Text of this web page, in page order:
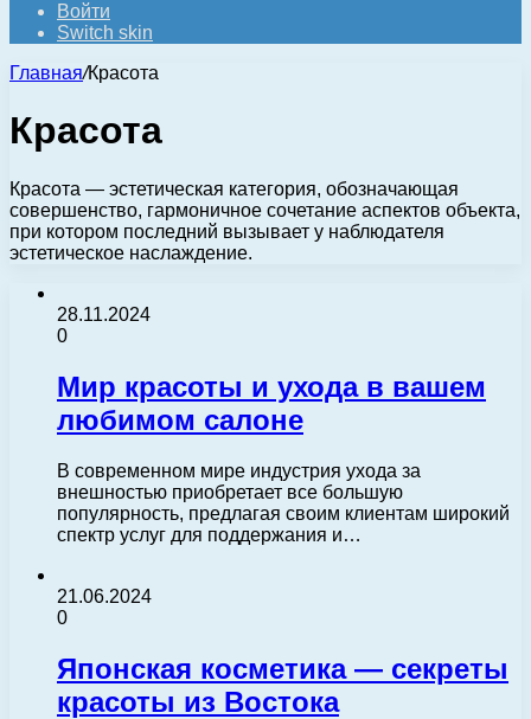
Войти
Switch skin
Главная/Красота
Красота
Красота — эстетическая категория, обозначающая
совершенство, гармоничное сочетание аспектов объекта,
при котором последний вызывает у наблюдателя
эстетическое наслаждение.
28.11.2024
0
Мир красоты и ухода в вашем
любимом салоне
В современном мире индустрия ухода за
внешностью приобретает все большую
популярность, предлагая своим клиентам широкий
спектр услуг для поддержания и…
21.06.2024
0
Японская косметика — секреты
красоты из Востока